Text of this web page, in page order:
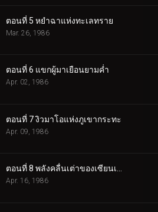
ตอนที่ 5 หยำฉาแห่งทะเลทราย
Mar. 26, 1986
ตอนที่ 6 แขกผู้มาเยือนยามค่ำ
Apr. 02, 1986
ตอนที่ 7 งิวมาโอแห่งภูเขากระทะ
Apr. 09, 1986
ตอนที่ 8 พลังคลื่นเต่าของเซียนเต่า
Apr. 16, 1986